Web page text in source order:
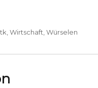
,Wirtschaft,Würselen